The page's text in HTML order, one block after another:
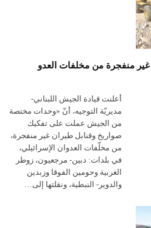
منفجرة من مخلفات العدو
أعلنت ​قيادة الجيش اللبناني​-
مديريّة التوجيه، أنّ «وحدات مختصة
من الجيش عملت على تفكيك
صواريخ وقنابل طيران غير منفجرة،
من مخلّفات العدوان الإسرائيلي،
في بلدات: دبين- مرجعيون، زوطر
الغربية وحومين الفوقا وزبدين
والدوير- النبطية، ونقلتها إلى…